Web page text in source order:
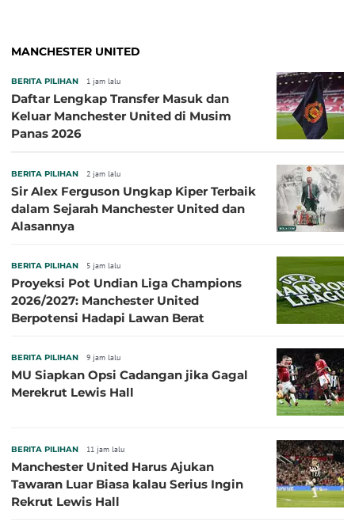
MANCHESTER UNITED
BERITA PILIHAN 1 jam lalu
Daftar Lengkap Transfer Masuk dan
Keluar Manchester United di Musim
Panas 2026
BERITA PILIHAN 2 jam lalu
Sir Alex Ferguson Ungkap Kiper Terbaik
dalam Sejarah Manchester United dan
Alasannya
BERITA PILIHAN 5 jam lalu
Proyeksi Pot Undian Liga Champions
2026/2027: Manchester United
Berpotensi Hadapi Lawan Berat
BERITA PILIHAN 9 jam lalu
MU Siapkan Opsi Cadangan jika Gagal
Merekrut Lewis Hall
BERITA PILIHAN 11 jam lalu
Manchester United Harus Ajukan
Tawaran Luar Biasa kalau Serius Ingin
Rekrut Lewis Hall